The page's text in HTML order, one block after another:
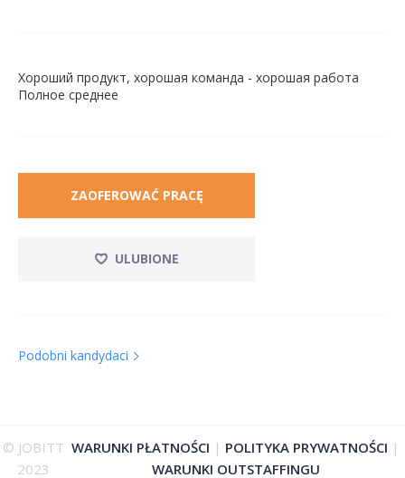
Хороший продукт, хорошая команда - хорошая работа
Полное среднее
ZAOFEROWAĆ PRACĘ
ULUBIONE
Podobni kandydaci
© JOBITT
2023
WARUNKI PŁATNOŚCI | POLITYKA PRYWATNOŚCI |
WARUNKI OUTSTAFFINGU